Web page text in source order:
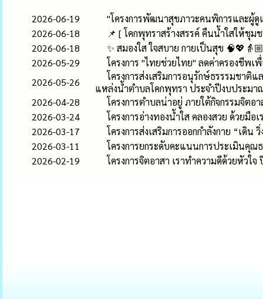
2026-06-19
"โครงการพัฒนาสุขภาวะคนพิการและผู้
2026-06-18
📌 [ โคกพุทราสร้างสรรค์ คืนน้ำใสให้ชุม
2026-06-18
✨ สมองใส ใจสบาย กายเป็นสุข
2026-05-29
โครงการ "ไทยช่วยไทย" ลดค่าครองชีพเ
2026-05-26
โครงการส่งเสริมการอนุรักษ์ธรรรมชาติ
แหล่งน้ำตำบลโคกพุทรา ประจำปีงบประมา
2026-04-28
โครงการตำบลน่าอยู่ ภายใต้กิจกรรมจิต
2026-03-24
โครงการอ่างทองน้ำใส คลองสวย ด้วยมื
2026-03-17
โครงการส่งเสริมการออกกำลังกาย “เดิ
2026-03-11
โครงการยกระดับคะแนนการประเมินคุ
2026-02-19
โครงการจิตอาสา เราทำความดีด้วยหัวใ